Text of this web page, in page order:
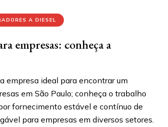
A DIESEL
empresas: conheça a
empresa ideal para encontrar um
em São Paulo; conheça o trabalho
fornecimento estável e contínuo de
para empresas em diversos setores.